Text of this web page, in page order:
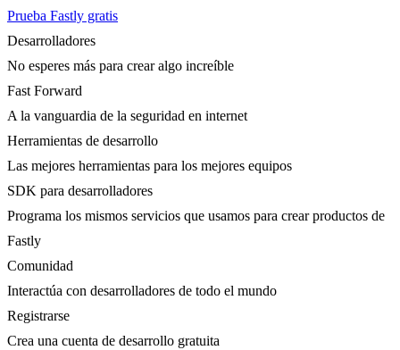
Prueba Fastly gratis
Desarrolladores
No esperes más para crear algo increíble
Fast Forward
A la vanguardia de la seguridad en internet
Herramientas de desarrollo
Las mejores herramientas para los mejores equipos
SDK para desarrolladores
Programa los mismos servicios que usamos para crear productos de
Fastly
Comunidad
Interactúa con desarrolladores de todo el mundo
Registrarse
Crea una cuenta de desarrollo gratuita